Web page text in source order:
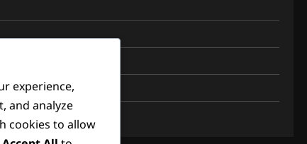
experience,
and analyze
cookies to allow